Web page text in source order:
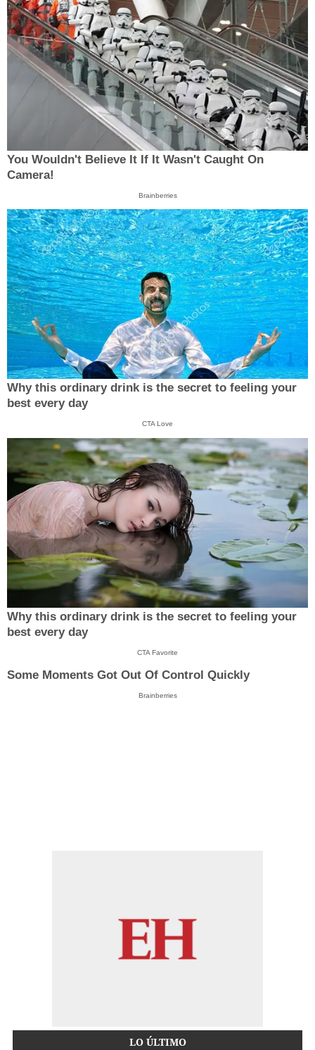
You Wouldn't Believe It If It Wasn't Caught On
Camera!
Brainberries
Why this ordinary drink is the secret to feeling your
best every day
CTA Love
Why this ordinary drink is the secret to feeling your
best every day
CTA Favorite
Some Moments Got Out Of Control Quickly
Brainberries
LO ÚLTIMO